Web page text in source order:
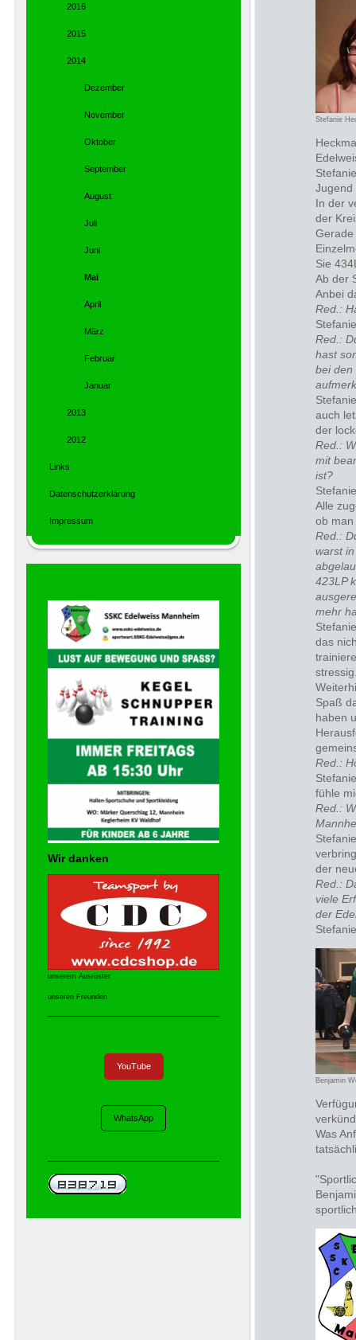
Stefanie
Jugend
In der
der
Sie
Ab der
Anbei
Red.:
Red.:
hast
bei den
auch
der
Red.:
mit
ist?
Alle
ob man
Red.:
warst
423LP
mehr
das
Spaß
haben
Red.:
fühle
Red.:
der
Red.:
viele
der
Benjamin
Was
2016
2015
2014
Dezember
November
Oktober
September
August
Juli
Juni
Mai
April
März
Februar
Januar
2013
2012
Links
Datenschutzerklärung
Impressum
Wir danken
unserem Ausrüster
unseren Freunden
YouTube
WhatsApp